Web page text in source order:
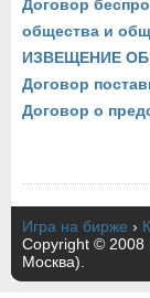
Договор
общества и
ИЗВЕЩЕНИЕ
Договор
Договор о
Игра на бирже ›
Copyright © 2008 |
Москва).